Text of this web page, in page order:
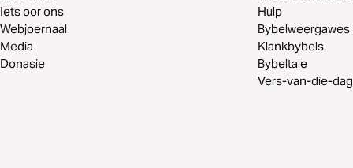
Iets oor ons
Webjoernaal
Media
Donasie
Hulp
Bybelweergawes
Klankbybels
Bybeltale
Vers-van-die-dag